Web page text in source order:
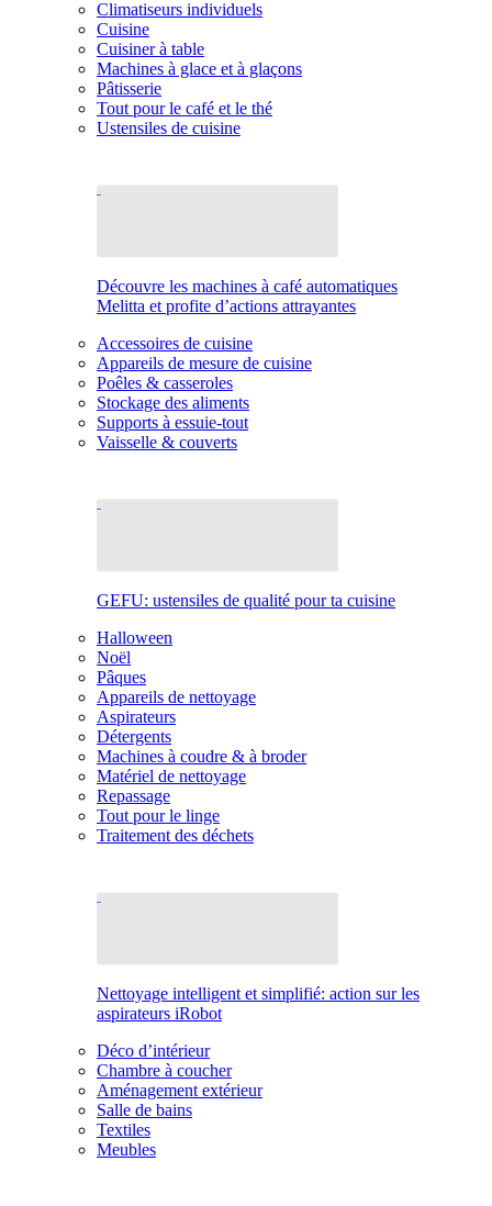
Climatiseurs individuels
Cuisine
Cuisiner à table
Machines à glace et à glaçons
Pâtisserie
Tout pour le café et le thé
Ustensiles de cuisine
Découvre les machines à café automatiques
Melitta et profite d’actions attrayantes
Accessoires de cuisine
Appareils de mesure de cuisine
Poêles & casseroles
Stockage des aliments
Supports à essuie-tout
Vaisselle & couverts
GEFU: ustensiles de qualité pour ta cuisine
Halloween
Noël
Pâques
Appareils de nettoyage
Aspirateurs
Détergents
Machines à coudre & à broder
Matériel de nettoyage
Repassage
Tout pour le linge
Traitement des déchets
Nettoyage intelligent et simplifié: action sur les
aspirateurs iRobot
Déco d’intérieur
Chambre à coucher
Aménagement extérieur
Salle de bains
Textiles
Meubles